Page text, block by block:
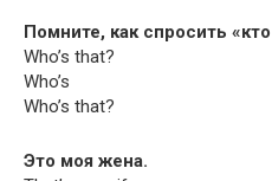
Помните, как спросить
Who’s that?
Who’s
Who’s that?
Это моя жена.